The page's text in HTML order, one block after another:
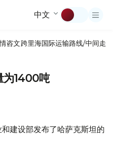
中文
咨文跨里海国际运输路线/中间走廊
为1400吨
和建设部发布了哈萨克斯坦的